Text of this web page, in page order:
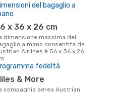
del bagaglio a
56 x 36 x 26 cm
a mano consentita da
Airlines è 56 x 36 x 26
fedeltà
Miles & More